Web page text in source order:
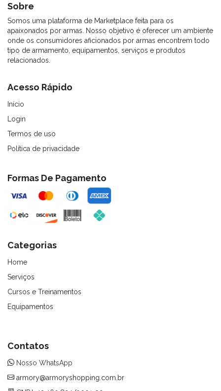
Sobre
Somos uma plataforma de Marketplace feita para os
apaixonados por armas. Nosso objetivo é oferecer um ambiente
onde os consumidores aficionados por armas encontrem todo
tipo de armamento, equipamentos, serviços e produtos
relacionados.
Acesso Rápido
Início
Login
Termos de uso
Política de privacidade
Formas De Pagamento
Categorias
Home
Serviços
Cursos e Treinamentos
Equipamentos
Contatos
Nosso WhatsApp
armory@armoryshopping.com.br